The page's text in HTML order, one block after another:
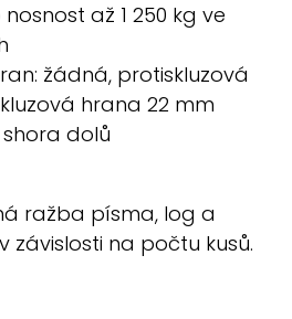
až 1 250 kg ve
žádná, protiskluzová
hrana 22 mm
shora dolů
ražba písma, log a
závislosti na počtu kusů.